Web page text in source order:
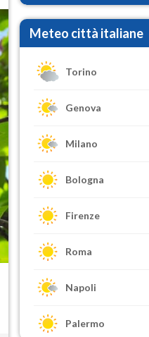
Meteo città italiane
Torino
Genova
Milano
Bologna
Firenze
Roma
Napoli
Palermo